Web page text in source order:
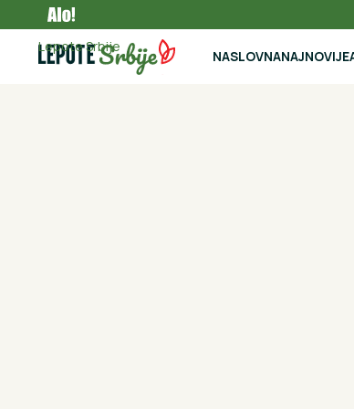
Zanimljivosti
Lepote Srbije
NASLOVNANAJNOVIJE